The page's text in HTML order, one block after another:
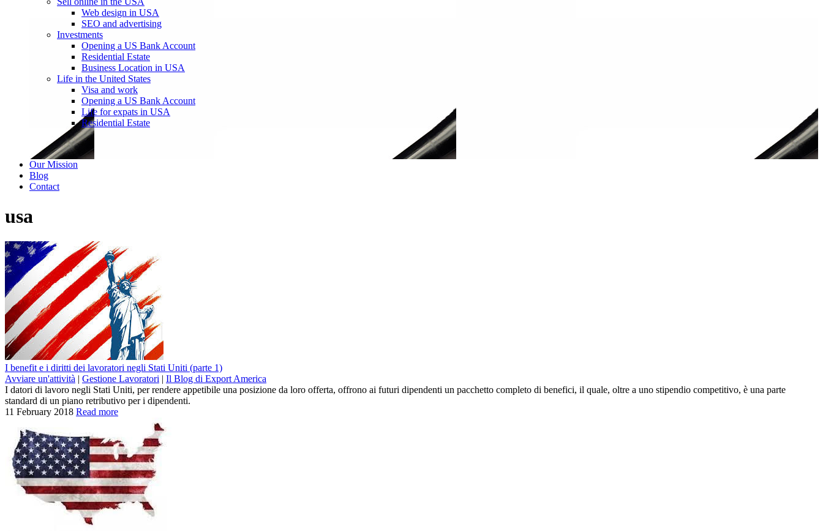
Web design in USA
SEO and advertising
Investments
Opening a US Bank Account
Residential Estate
Business Location in USA
Life in the United States
Visa and work
Opening a US Bank Account
Life for expats in USA
Residential Estate
Our Mission
Blog
Contact
usa
I benefit e i diritti dei lavoratori negli Stati Uniti (parte 1)
Avviare un'attività | Gestione Lavoratori | Il Blog di Export America
I datori di lavoro negli Stati Uniti, per rendere appetibile una posizione da loro offerta, offrono ai futuri dipendenti un pacchetto completo di benefici, il quale, oltre a uno stipendio competitivo, è una parte
standard di un piano retributivo per i dipendenti.
11 February 2018 Read more